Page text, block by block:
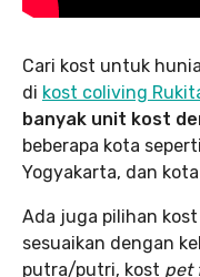
Cari kost untuk
di kost coliving
banyak unit kost
beberapa kota
Yogyakarta, dan
Ada juga pilihan
sesuaikan dengan
putra/putri, kost pet